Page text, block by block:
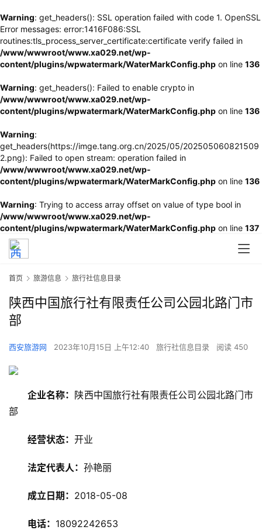
Warning: get_headers(): SSL operation failed with code 1. OpenSSL
Error messages: error:1416F086:SSL
routines:tls_process_server_certificate:certificate verify failed in
/www/wwwroot/www.xa029.net/wp-
content/plugins/wpwatermark/WaterMarkConfig.php on line 136
Warning: get_headers(): Failed to enable crypto in
/www/wwwroot/www.xa029.net/wp-
content/plugins/wpwatermark/WaterMarkConfig.php on line 136
Warning:
get_headers(https://imge.tang.org.cn/2025/05/202505060821509
2.png): Failed to open stream: operation failed in
/www/wwwroot/www.xa029.net/wp-
content/plugins/wpwatermark/WaterMarkConfig.php on line 136
Warning: Trying to access array offset on value of type bool in
/www/wwwroot/www.xa029.net/wp-
content/plugins/wpwatermark/WaterMarkConfig.php on line 137
首页 旅游信息 旅行社信息目录
陕西中国旅行社有限责任公司公园北路门市
部
西安旅游网 2023年10月15日 上午12:40 旅行社信息目录 阅读 450
企业名称： 陕西中国旅行社有限责任公司公园北路门市
部
经营状态： 开业
法定代表人： 孙艳丽
成立日期： 2018-05-08
电话： 18092242653